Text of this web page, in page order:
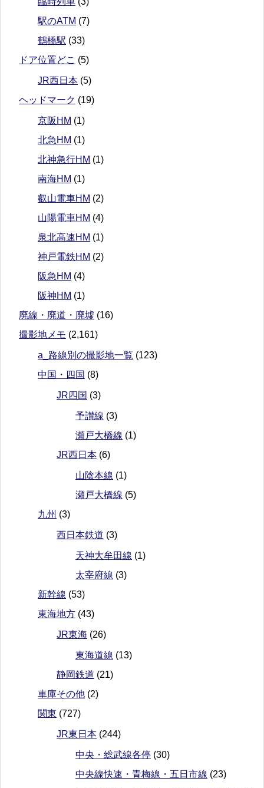
駅のATM (7)
鶴橋駅 (33)
ドア位置どこ (5)
JR西日本 (5)
ヘッドマーク (19)
京阪HM (1)
北急HM (1)
北神急行HM (1)
南海HM (1)
叡山電車HM (2)
山陽電車HM (4)
泉北高速HM (1)
神戸電鉄HM (2)
阪急HM (4)
阪神HM (1)
廃線・廃道・廃墟 (16)
撮影地メモ (2,161)
a_路線別の撮影地一覧 (123)
中国・四国 (8)
JR四国 (3)
予讃線 (3)
瀬戸大橋線 (1)
JR西日本 (6)
山陰本線 (1)
瀬戸大橋線 (5)
九州 (3)
西日本鉄道 (3)
天神大牟田線 (1)
太宰府線 (3)
新幹線 (53)
東海地方 (43)
JR東海 (26)
東海道線 (13)
静岡鉄道 (21)
車庫その他 (2)
関東 (727)
JR東日本 (244)
中央・総武線各停 (30)
中央線快速・青梅線・五日市線 (23)